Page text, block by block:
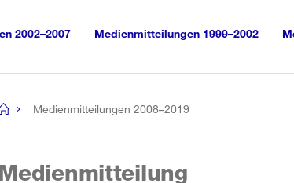
2002–2007 Medienmitteilungen 1999–2002
Medienmitteilungen 2008–2019